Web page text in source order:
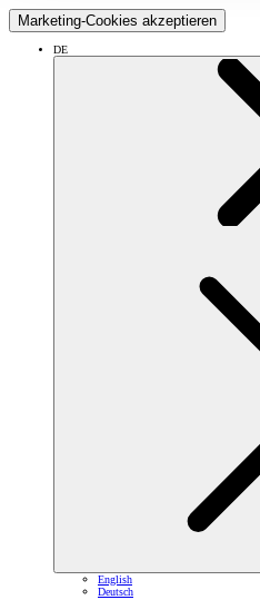
Marketing-Cookies akzeptieren
DE
English
Deutsch